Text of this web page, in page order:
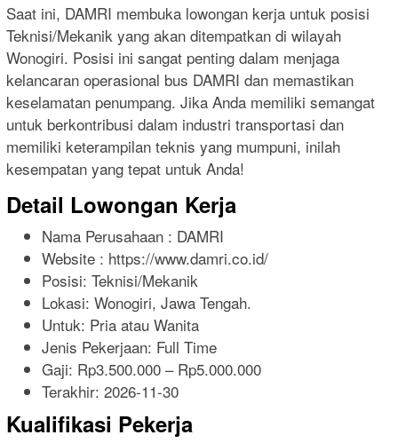
Saat ini, DAMRI membuka lowongan kerja untuk posisi
Teknisi/Mekanik yang akan ditempatkan di wilayah
Wonogiri. Posisi ini sangat penting dalam menjaga
kelancaran operasional bus DAMRI dan memastikan
keselamatan penumpang. Jika Anda memiliki semangat
untuk berkontribusi dalam industri transportasi dan
memiliki keterampilan teknis yang mumpuni, inilah
kesempatan yang tepat untuk Anda!
Detail Lowongan Kerja
Nama Perusahaan : DAMRI
Website : https://www.damri.co.id/
Posisi: Teknisi/Mekanik
Lokasi: Wonogiri, Jawa Tengah.
Untuk: Pria atau Wanita
Jenis Pekerjaan: Full Time
Gaji: Rp3.500.000 – Rp5.000.000
Terakhir: 2026-11-30
Kualifikasi Pekerja